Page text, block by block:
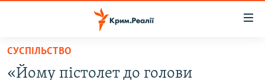
Перейти
основного
НОВИНИ
СУСПІЛЬСТВО
«Йому пістолет до голови